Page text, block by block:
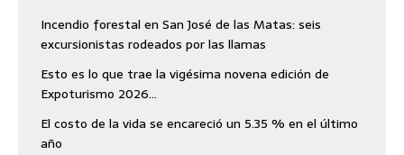
Incendio forestal en San José de las Matas: seis
excursionistas rodeados por las llamas
Esto es lo que trae la vigésima novena edición de
Expoturismo 2026…
El costo de la vida se encareció un 5.35 % en el último
año